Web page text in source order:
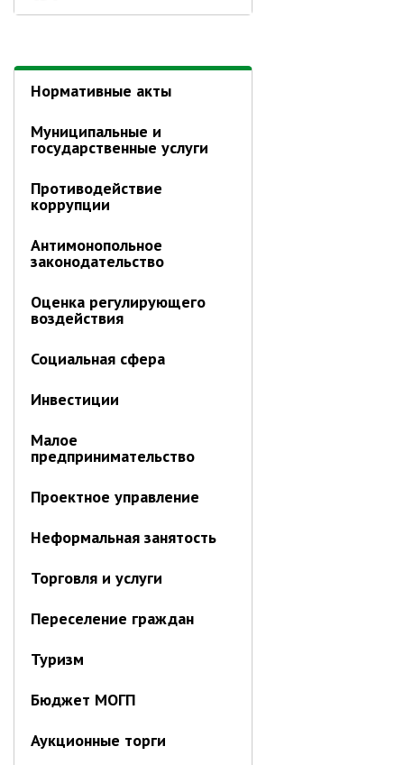
Отчёты главы
Первый заместитель
График приёма граждан
июль 2026 г.
май 2026 г.
март 2026 г.
февраль 2026 г.
январь 2026 г.
ноябрь 2025 г.
сентябрь 2025 г.
июль 2025 г.
июнь 2025 г.
апрель 2025 г.
март 2025 г.
Нормативные акты
Муниципальные и
государственные услуги
Противодействие
коррупции
Антимонопольное
законодательство
Оценка регулирующего
воздействия
Социальная сфера
Инвестиции
Малое
предпринимательство
Проектное управление
Неформальная занятость
Торговля и услуги
Переселение граждан
Туризм
Бюджет МОГП
Аукционные торги